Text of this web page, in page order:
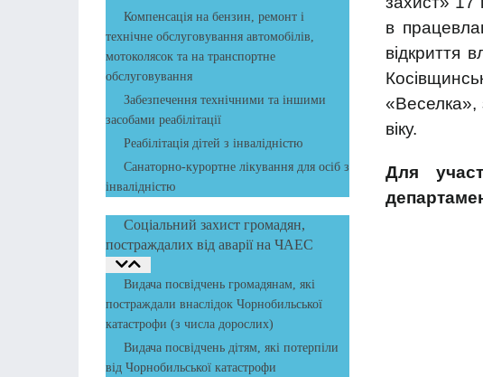
Компенсація на бензин, ремонт і
технічне обслуговування автомобілів,
мотоколясок та на транспортне
обслуговування
Забезпечення технічними та іншими
засобами реабілітації
Реабілітація дітей з інвалідністю
Санаторно-курортне лікування для осіб з
інвалідністю
Соціальний захист громадян,
постраждалих від аварії на ЧАЕС
Видача посвідчень громадянам, які
постраждали внаслідок Чорнобильської
катастрофи (з числа дорослих)
Видача посвідчень дітям, які потерпіли
від Чорнобильської катастрофи
в
відкриття
«Веселка»,
віку.
Для